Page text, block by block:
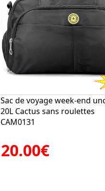
Sac de voyage week-end
20L Cactus sans roulettes
CAM0131
20.00€